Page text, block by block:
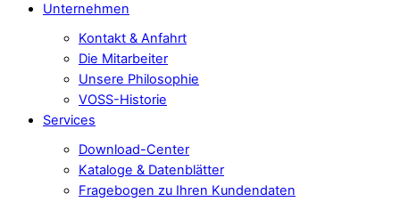
Unternehmen
Kontakt & Anfahrt
Die Mitarbeiter
Unsere Philosophie
VOSS-Historie
Services
Download-Center
Kataloge & Datenblätter
Fragebogen zu Ihren Kundendaten